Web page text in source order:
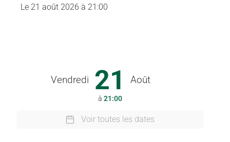
Le 21 août 2026 à 21:00
Vendredi 21 Août
à 21:00
Voir toutes les dates